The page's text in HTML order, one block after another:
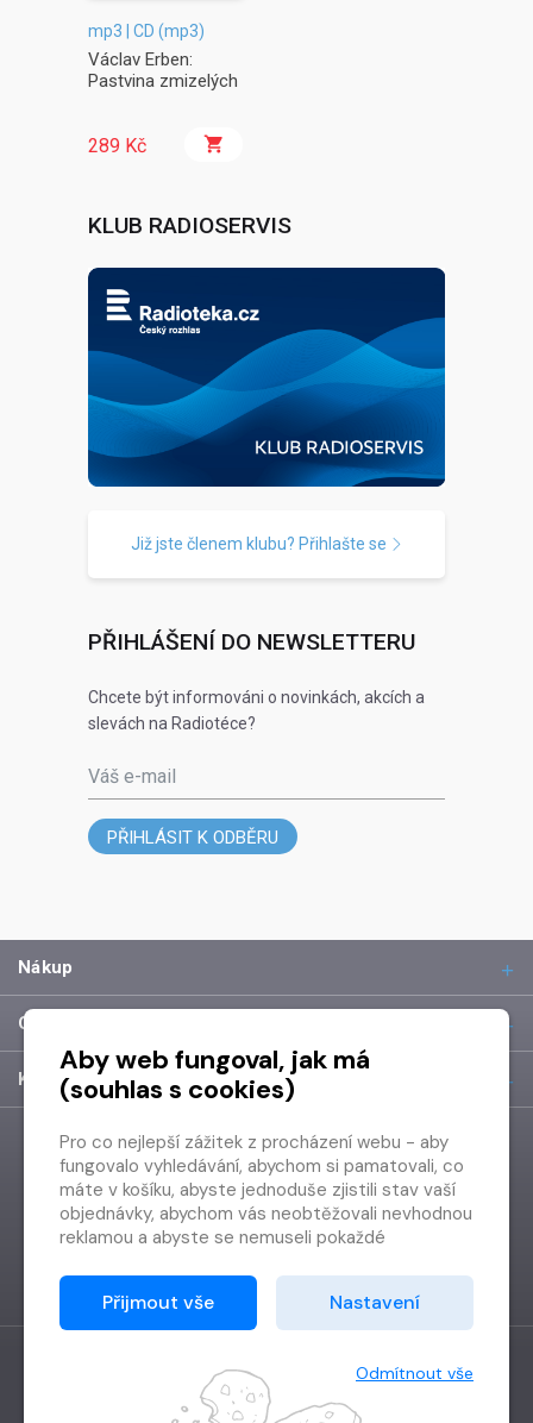
mp3 | CD (mp3)
Václav Erben:
Pastvina zmizelých
289 Kč
KLUB RADIOSERVIS
Již jste členem klubu? Přihlašte se
PŘIHLÁŠENÍ DO NEWSLETTERU
Chcete být informováni o novinkách, akcích a
slevách na Radiotéce?
Váš e-mail
PŘIHLÁSIT K ODBĚRU
Nákup
O společnosti
Kontakt
Vytvořilo Grand IT s.r.o.
Aby web fungoval, jak má
(souhlas s cookies)
Pro co nejlepší zážitek z procházení webu - aby
fungovalo vyhledávání, abychom si pamatovali, co
máte v košíku, abyste jednoduše zjistili stav vaší
objednávky, abychom vás neobtěžovali nevhodnou
reklamou a abyste se nemuseli pokaždé
Proto od vás potřebujeme souhlas se
zpracováním souborů cookies
Děkujeme, že nám ho dáte a pomůžete nám tak
Přijmout vše Nastavení
Odmítnout vše